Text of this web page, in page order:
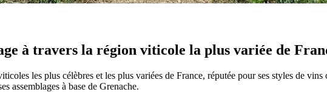
à travers la région viticole la plus variée de
les plus célèbres et les plus variées de France, réputée pour ses styles de
assemblages à base de Grenache.